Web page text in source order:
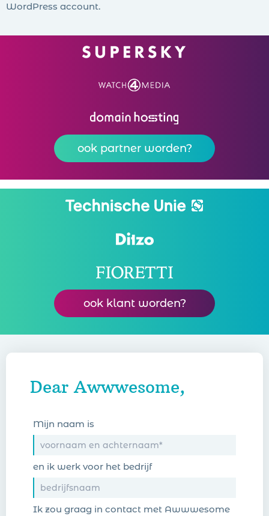
WordPress account.
ook partner worden?
ook klant worden?
Dear Awwwesome,
Mijn naam is
en ik werk voor het bedrijf
Ik zou graag in contact met Awwwesome